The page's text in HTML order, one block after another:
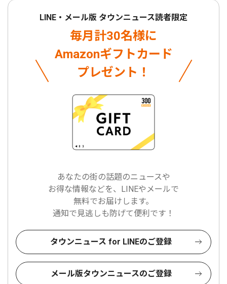
LINE・メール版 タウンニュース読者限定
毎月計30名様に
Amazonギフトカード
プレゼント！
あなたの街の話題のニュースや
お得な情報などを、LINEやメールで
無料でお届けします。
通知で見逃しも防げて便利です！
タウンニュース for LINEのご登録
メール版タウンニュースのご登録